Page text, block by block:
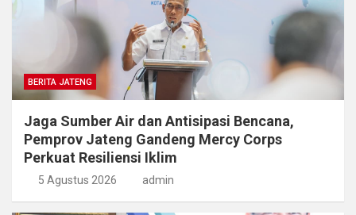
BERITA JATENG
Jaga Sumber Air dan Antisipasi Bencana,
Pemprov Jateng Gandeng Mercy Corps
Perkuat Resiliensi Iklim
5 Agustus 2026 admin